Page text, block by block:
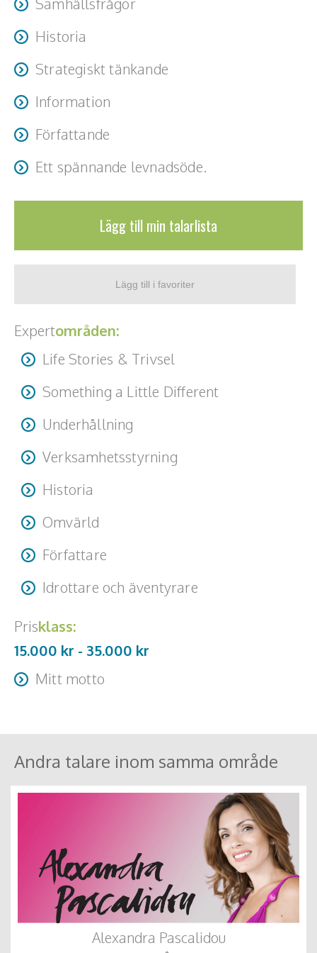
Historia
Strategiskt tänkande
Information
Författande
Ett spännande levnadsöde.
Lägg till min talarlista
Expertområden:
Life Stories & Trivsel
Something a Little Different
Underhållning
Verksamhetsstyrning
Historia
Omvärld
Författare
Idrottare och äventyrare
Prisklass:
15.000 kr - 35.000 kr
Mitt motto
Andra talare inom samma område
Alexandra Pascalidou